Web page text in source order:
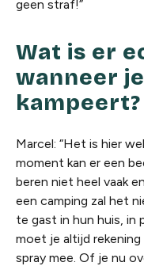
geen straf!”
Wat is er
wanneer
kampeert?
Marcel: “Het is hier
moment kan er een
beren niet heel vaak
een camping zal het
te gast in hun huis, in
moet je altijd
spray mee. Of je nu